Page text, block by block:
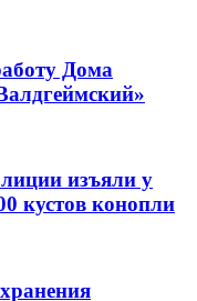
Дома
изъяли у
кустов конопли